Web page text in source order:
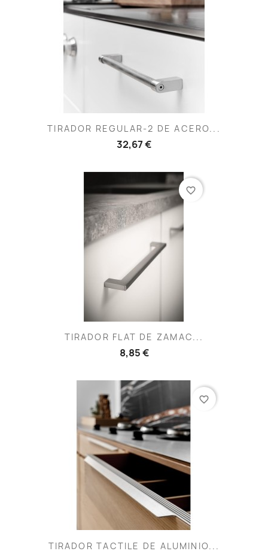
TIRADOR REGULAR-2 DE ACERO...
32,67 €
TIRADOR FLAT DE ZAMAC...
8,85 €
favorite_border
TIRADOR TACTILE DE ALUMINIO...
favorite_border